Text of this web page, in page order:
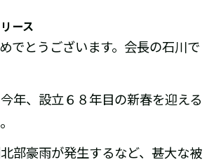
ース
でとうございます。会長の石川で
年、設立６８年目の新春を迎える
部豪雨が発生するなど、甚大な被